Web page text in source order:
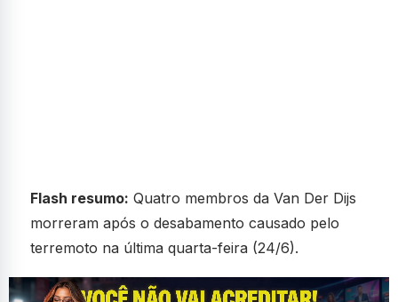
Flash resumo: Quatro membros da Van Der Dijs
morreram após o desabamento causado pelo
terremoto na última quarta-feira (24/6).